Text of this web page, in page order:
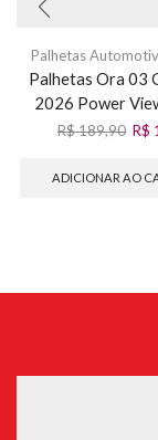
Palhetas
Palhetas Ora 03
2026 Power
R$189,90 R$
ADICIONAR AO